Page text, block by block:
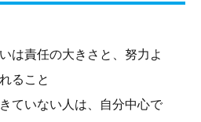
は責任の大きさと、努力よ
ること
ていない人は、自分中心で